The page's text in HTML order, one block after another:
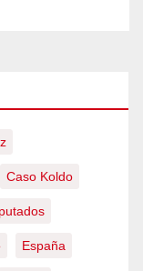
Caso Koldo
España